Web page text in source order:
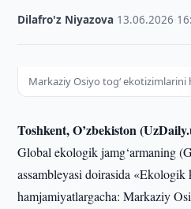
Dilafro'z Niyazova 13.06.2026
Markaziy Osiyo tog‘
Toshkent, O’zbekiston
Global ekologik jamg‘armaning
assambleyasi doirasida «Ekologik
hamjamiyatlargacha: Markaziy